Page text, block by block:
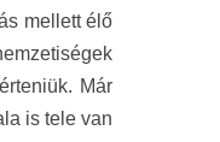
mellett élő
Már
is tele van